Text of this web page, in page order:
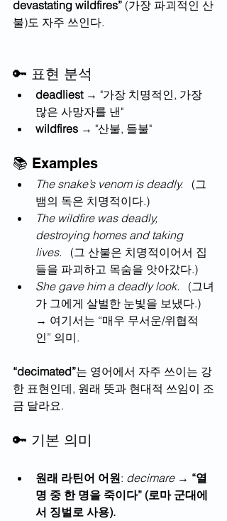
devastating wildfires” (가장 파괴적인 산
불)도 자주 쓰인다.
🔑 표현 분석
deadliest → "가장 치명적인, 가장
많은 사망자를 낸"
wildfires → "산불, 들불"
📚 Examples
The snake’s venom is deadly. (그
뱀의 독은 치명적이다.)
The wildfire was deadly,
destroying homes and taking
lives. (그 산불은 치명적이어서 집
들을 파괴하고 목숨을 앗아갔다.)
She gave him a deadly look. (그녀
가 그에게 살벌한 눈빛을 보냈다.)
→ 여기서는 “매우 무서운/위협적
인” 의미.
“decimated”는 영어에서 자주 쓰이는 강
한 표현인데, 원래 뜻과 현대적 쓰임이 조
금 달라요.
🔑 기본 의미
원래 라틴어 어원: decimare → “열
명 중 한 명을 죽이다” (로마 군대에
서 징벌로 사용).